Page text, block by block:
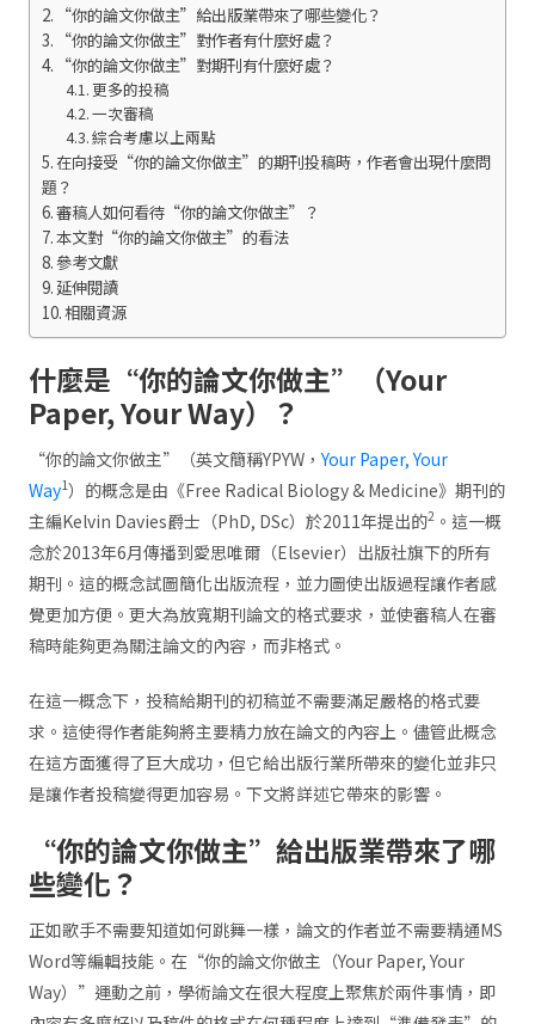
“你的論文你做主”給出版業帶來了哪些變化？
“你的論文你做主”對作者有什麼好處？
“你的論文你做主”對期刊有什麼好處？
更多的投稿
一次審稿
綜合考慮以上兩點
在向接受“你的論文你做主”的期刊投稿時，作者會出現什麼問
題？
審稿人如何看待“你的論文你做主”？
本文對“你的論文你做主”的看法
參考文獻
延伸閱讀
相關資源
什麼是“你的論文你做主”（Your
Paper, Your Way）？
“你的論文你做主”（英文簡稱YPYW，Your Paper, Your
Way1）的概念是由《Free Radical Biology & Medicine》期刊的
主編Kelvin Davies爵士（PhD, DSc）於2011年提出的2。這一概
念於2013年6月傳播到愛思唯爾（Elsevier）出版社旗下的所有
期刊。這的概念試圖簡化出版流程，並力圖使出版過程讓作者感
覺更加方便。更大為放寬期刊論文的格式要求，並使審稿人在審
稿時能夠更為關注論文的內容，而非格式。
在這一概念下，投稿給期刊的初稿並不需要滿足嚴格的格式要
求。這使得作者能夠將主要精力放在論文的內容上。儘管此概念
在這方面獲得了巨大成功，但它給出版行業所帶來的變化並非只
是讓作者投稿變得更加容易。下文將詳述它帶來的影響。
“你的論文你做主”給出版業帶來了哪
些變化？
正如歌手不需要知道如何跳舞一樣，論文的作者並不需要精通MS
Word等編輯技能。在“你的論文你做主（Your Paper, Your
Way）”運動之前，學術論文在很大程度上聚焦於兩件事情，即